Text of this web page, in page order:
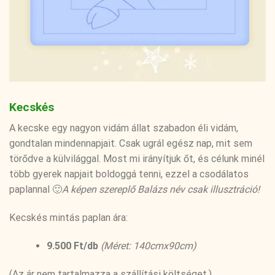
Kecskés
A kecske egy nagyon vidám állat szabadon éli vidám,
gondtalan mindennapjait. Csak ugrál egész nap, mit sem
törődve a külvilággal. Most mi irányítjuk őt, és célunk minél
több gyerek napjait boldoggá tenni, ezzel a csodálatos
paplannal 🙂A képen szereplő Balázs név csak illusztráció!
Kecskés mintás paplan ára:
9.500 Ft/db (Méret: 140cmx90cm)